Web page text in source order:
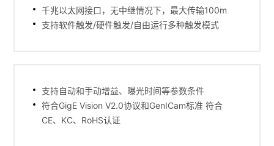
千兆以太网接口，无中继情况下，最大传输100m
支持软件触发/硬件触发/自由运行多种触发模式
支持自动和手动增益、曝光时间等参数条件
符合GigE Vision V2.0协议和GenICam标准 符合
CE、KC、RoHS认证